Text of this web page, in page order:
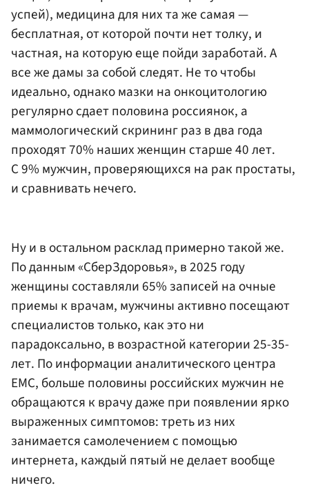
успей), медицина для них та же самая —
бесплатная, от которой почти нет толку, и
частная, на которую еще пойди заработай. А
все же дамы за собой следят. Не то чтобы
идеально, однако мазки на онкоцитологию
регулярно сдает половина россиянок, а
маммологический скрининг раз в два года
проходят 70% наших женщин старше 40 лет.
С 9% мужчин, проверяющихся на рак простаты,
и сравнивать нечего.
Ну и в остальном расклад примерно такой же.
По данным «СберЗдоровья», в 2025 году
женщины составляли 65% записей на очные
приемы к врачам, мужчины активно посещают
специалистов только, как это ни
парадоксально, в возрастной категории 25-35-
лет. По информации аналитического центра
ЕМС, больше половины российских мужчин не
обращаются к врачу даже при появлении ярко
выраженных симптомов: треть из них
занимается самолечением с помощью
интернета, каждый пятый не делает вообще
ничего.